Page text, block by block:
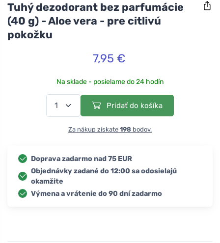
Tuhý dezodorant bez parfumácie
(40 g) - Aloe vera - pre citlivú
pokožku
7,95 €
Na sklade - posielame do 24 hodín
Pridať do košíka
Za nákup získate 198 bodov.
Doprava zadarmo nad 75 EUR
Objednávky zadané do 12:00 sa odosielajú
okamžite
Výmena a vrátenie do 90 dní zadarmo